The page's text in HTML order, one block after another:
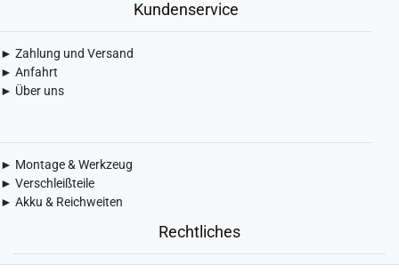
Kundenservice
► Zahlung und Versand
► Anfahrt
► Über uns
► Montage & Werkzeug
► Verschleißteile
► Akku & Reichweiten
Rechtliches